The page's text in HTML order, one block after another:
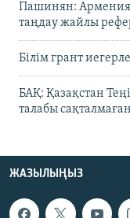
Пашинян: Армения
таңдау жайлы
Білім грант
БАҚ: Қазақстан
талабы
ЖАЗЫЛЫҢЫЗ